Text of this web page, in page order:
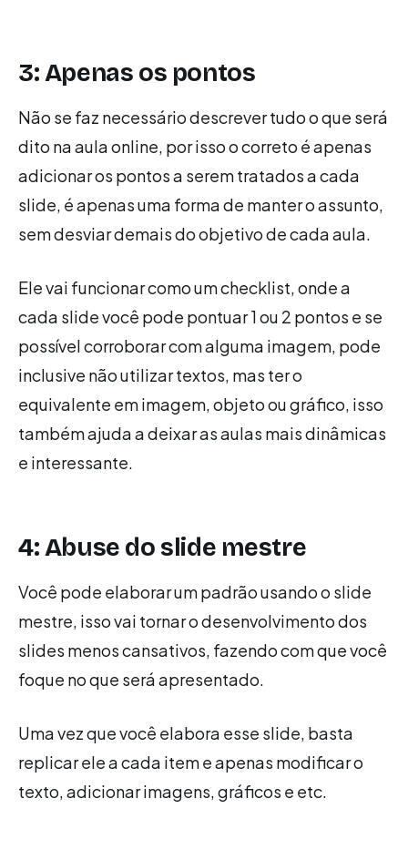
3: Apenas os pontos
Não se faz necessário descrever tudo o que será
dito na aula online, por isso o correto é apenas
adicionar os pontos a serem tratados a cada
slide, é apenas uma forma de manter o assunto,
sem desviar demais do objetivo de cada aula.
Ele vai funcionar como um checklist, onde a
cada slide você pode pontuar 1 ou 2 pontos e se
possível corroborar com alguma imagem, pode
inclusive não utilizar textos, mas ter o
equivalente em imagem, objeto ou gráfico, isso
também ajuda a deixar as aulas mais dinâmicas
e interessante.
4: Abuse do slide mestre
Você pode elaborar um padrão usando o slide
mestre, isso vai tornar o desenvolvimento dos
slides menos cansativos, fazendo com que você
foque no que será apresentado.
Uma vez que você elabora esse slide, basta
replicar ele a cada item e apenas modificar o
texto, adicionar imagens, gráficos e etc.